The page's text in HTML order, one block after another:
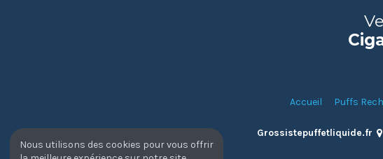
Accueil Puffs
Grossistepuffetliquide.fr
Nous utilisons des cookies pour vous offrir